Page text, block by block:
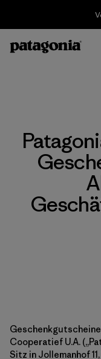
Cooperatief U.A.
Sitz in Jollemanhof